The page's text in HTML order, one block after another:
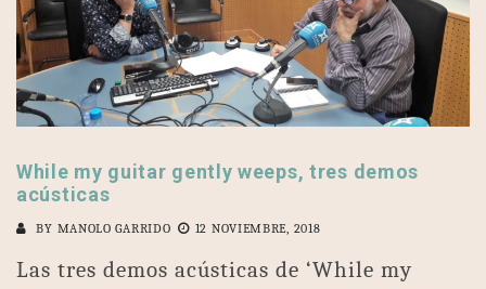
While my guitar gently weeps, tres demos
acústicas
BY MANOLO GARRIDO 12 NOVIEMBRE, 2018
Las tres demos acústicas de ‘While my